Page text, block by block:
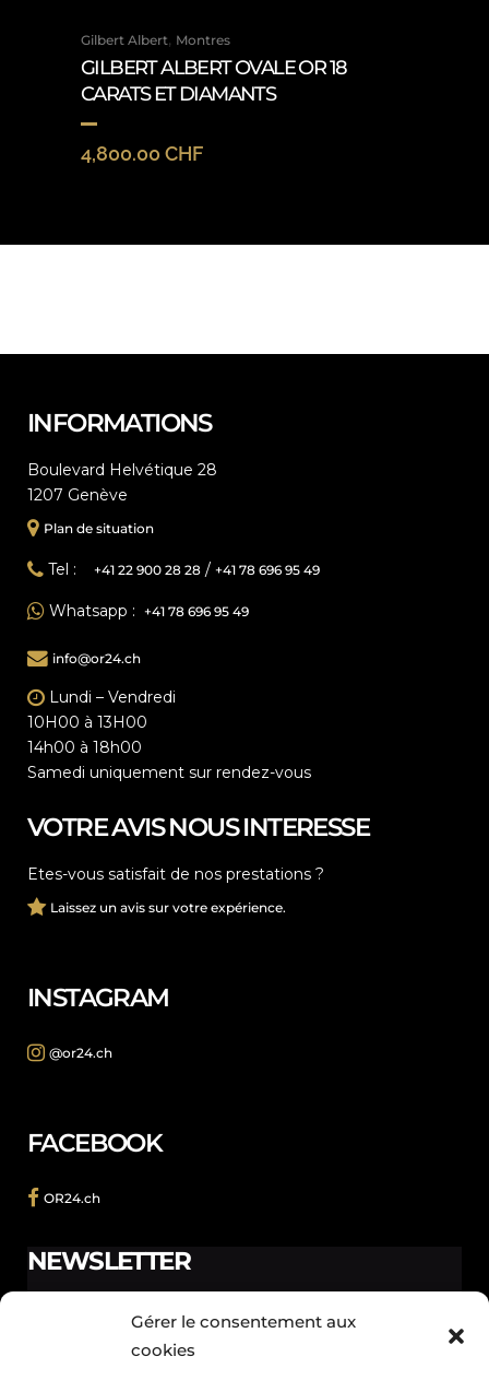
Gérer le consentement aux
cookies
Gilbert Albert, Montres
GILBERT ALBERT OVALE OR 18
CARATS ET DIAMANTS
4,800.00 CHF
INFORMATIONS
Boulevard Helvétique 28
1207 Genève
Plan de situation
Tel : +41 22 900 28 28 / +41 78 696 95 49
Whatsapp : +41 78 696 95 49
info@or24.ch
Lundi – Vendredi
10H00 à 13H00
14h00 à 18h00
Samedi uniquement sur rendez-vous
VOTRE AVIS NOUS INTERESSE
Etes-vous satisfait de nos prestations ?
Laissez un avis sur votre expérience.
INSTAGRAM
@or24.ch
FACEBOOK
OR24.ch
NEWSLETTER
nous réservons à nos fidèles abonnés.